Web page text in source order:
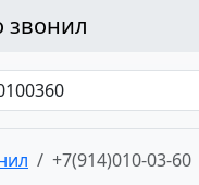
звонил
+7(914)010-03-60